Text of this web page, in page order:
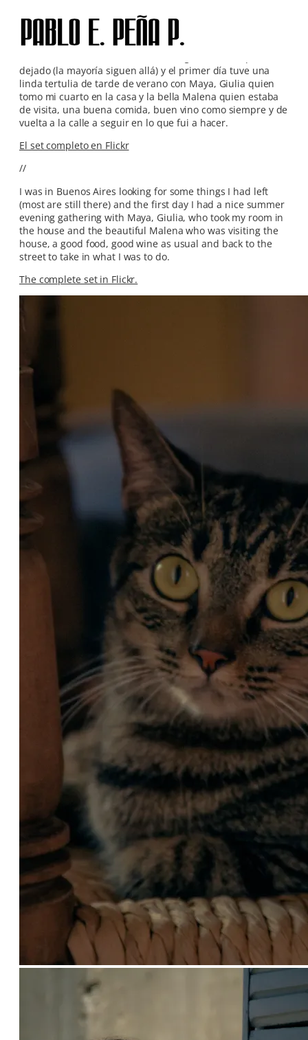
dejado (la mayoría siguen allá) y el primer día tuve una
linda tertulia de tarde de verano con Maya, Giulia quien
tomo mi cuarto en la casa y la bella Malena quien estaba
de visita, una buena comida, buen vino como siempre y de
vuelta a la calle a seguir en lo que fui a hacer.
El set completo en Flickr
//
I was in Buenos Aires looking for some things I had left
(most are still there) and the first day I had a nice summer
evening gathering with Maya, Giulia, who took my room in
the house and the beautiful Malena who was visiting the
house, a good food, good wine as usual and back to the
street to take in what I was to do.
The complete set in Flickr.